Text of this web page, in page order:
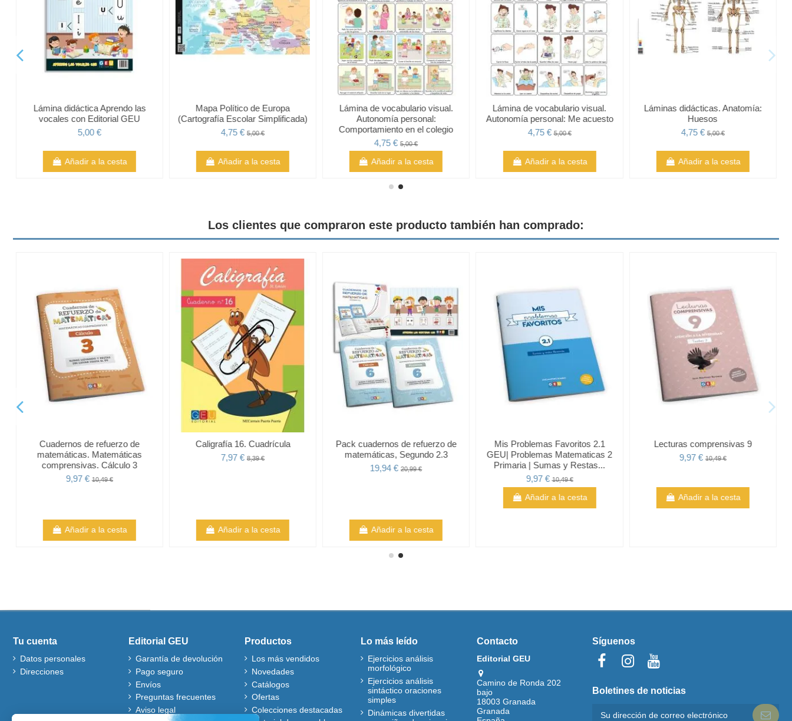
Lámina didáctica Aprendo las
vocales con Editorial GEU
5,00 €
Añadir a la cesta
Mapa Político de Europa
(Cartografía Escolar Simplificada)
4,75 € 5,00 €
Añadir a la cesta
Lámina de vocabulario visual.
Autonomía personal:
Comportamiento en el colegio
4,75 €5,00 €
Añadir a la cesta
Lámina de vocabulario visual.
Autonomía personal: Me acuesto
4,75 €5,00 €
Añadir a la cesta
Láminas didácticas. Anatomía:
Huesos
4,75 €5,00 €
Añadir a la cesta
Los clientes que compraron este producto también han comprado:
Cuadernos de refuerzo de
matemáticas. Matemáticas
comprensivas. Cálculo 3
9,97 €10,49 €
Añadir a la cesta
Caligrafía 16. Cuadrícula
7,97 €8,39 €
Añadir a la cesta
Pack cuadernos de refuerzo de
matemáticas, Segundo 2.3
19,94 €20,99 €
Añadir a la cesta
Mis Problemas Favoritos 2.1
GEU| Problemas Matematicas 2
Primaria | Sumas y Restas...
9,97 €10,49 €
Añadir a la cesta
Lecturas comprensivas 9
9,97 €10,49 €
Añadir a la cesta
Tu cuenta
Datos personales
Direcciones
Editorial GEU
Garantía de devolución
Pago seguro
Envíos
Preguntas frecuentes
Aviso legal
Productos
Los más vendidos
Novedades
Catálogos
Ofertas
Colecciones destacadas
Lo más leído
Ejercicios análisis
morfológico
Ejercicios análisis
sintáctico oraciones
simples
Dinámicas divertidas
Contacto
Editorial GEU
Camino de Ronda 202
bajo
18003 Granada
Granada
Síguenos
Boletines de noticias